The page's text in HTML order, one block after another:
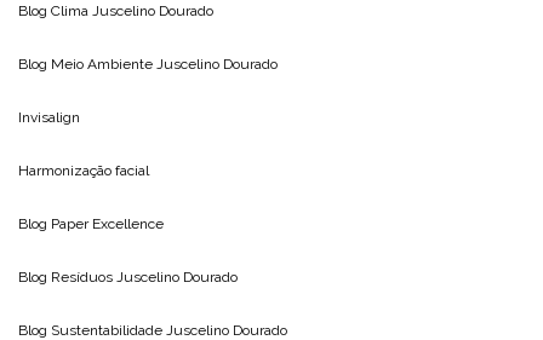
Blog Clima Juscelino Dourado
Blog Meio Ambiente Juscelino Dourado
Invisalign
Harmonização facial
Blog Paper Excellence
Blog Resíduos Juscelino Dourado
Blog Sustentabilidade Juscelino Dourado